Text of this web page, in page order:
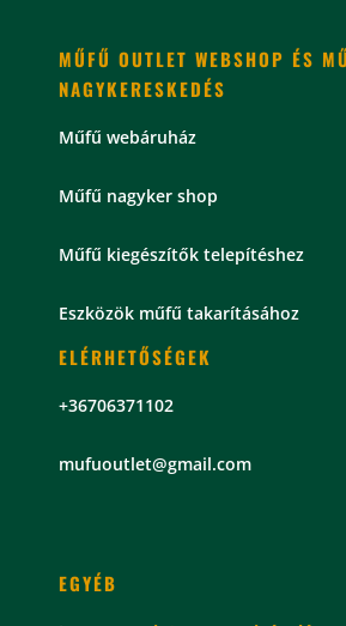
MŰFŰ OUTLET WEBSHOP ÉS
NAGYKERESKEDÉS
Műfű webáruház
Műfű nagyker shop
Műfű kiegészítők telepítéshez
Eszközök műfű takarításához
ELÉRHETŐSÉGEK
+36706371102
mufuoutlet@gmail.com
EGYÉB